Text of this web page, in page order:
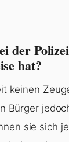
der
hat?
keinen
Bürger
sie sich